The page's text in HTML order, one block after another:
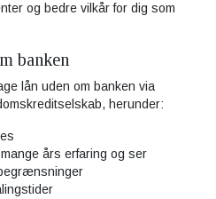
og bedre vilkår for dig som
banken
lån uden om banken via
herunder:
års erfaring og ser